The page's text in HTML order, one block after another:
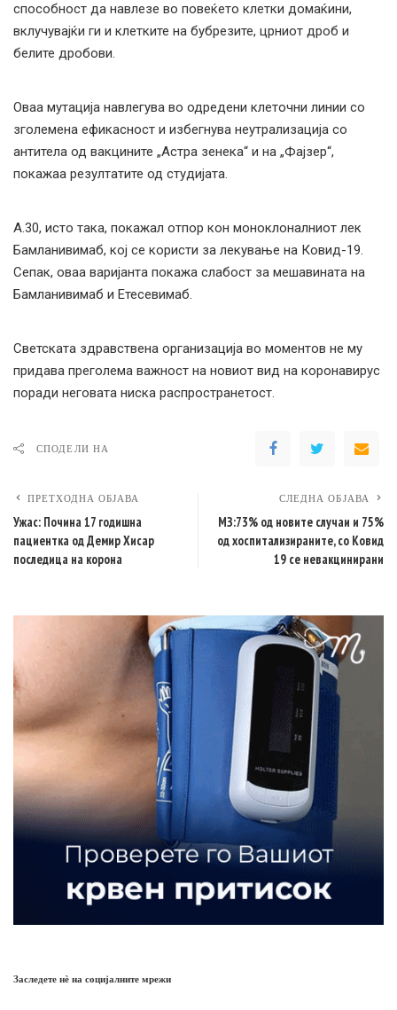
способност да навлезе во повеќето клетки домаќини,
вклучувајќи ги и клетките на бубрезите, црниот дроб и
белите дробови.
Оваа мутација навлегува во одредени клеточни линии со
зголемена ефикасност и избегнува неутрализација со
антитела од вакцините „Астра зенека“ и на „Фајзер“,
покажаа резултатите од студијата.
А.30, исто така, покажал отпор кон моноклоналниот лек
Бамланивимаб, кој се користи за лекување на Ковид-19.
Сепак, оваа варијанта покажа слабост за мешавината на
Бамланивимаб и Етесевимаб.
Светската здравствена организација во моментов не му
придава преголема важност на новиот вид на коронавирус
поради неговата ниска распространетост.
СПОДЕЛИ НА
ПРЕТХОДНА ОБЈАВА
Ужас: Почина 17 годишна
пациентка од Демир Хисар
последица на корона
СЛЕДНА ОБЈАВА
МЗ:73% од новите случаи и 75%
од хоспитализираните, со Ковид
19 се невакцинирани
Заследете нѐ на социјалните мрежи